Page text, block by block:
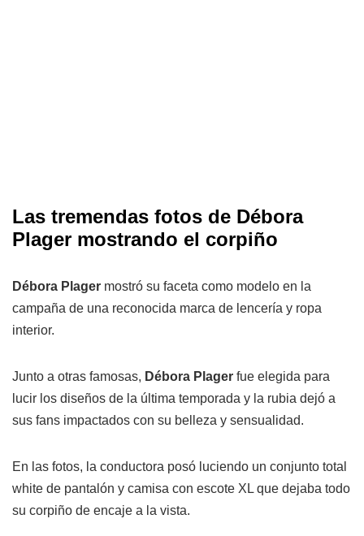
Las tremendas fotos de Débora
Plager mostrando el corpiño
Débora Plager mostró su faceta como modelo en la
campaña de una reconocida marca de lencería y ropa
interior.
Junto a otras famosas, Débora Plager fue elegida para
lucir los diseños de la última temporada y la rubia dejó a
sus fans impactados con su belleza y sensualidad.
En las fotos, la conductora posó luciendo un conjunto total
white de pantalón y camisa con escote XL que dejaba todo
su corpiño de encaje a la vista.